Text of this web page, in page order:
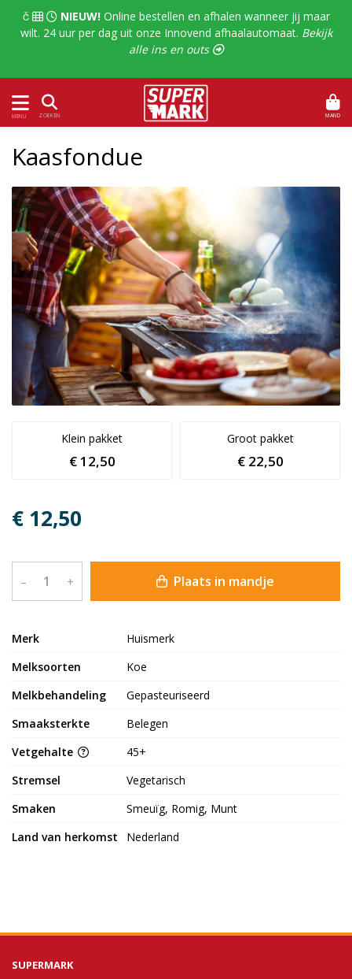
   NIEUW!Online bestellen en afhalen wanneer jij maar
wilt. 24 uur per dag uit onze Innovend afhaalautomaat. Bekijk
alle ins en outs 
MENU ZOEKEN MAND
Kaasfondue
Klein pakket
€ 12,50
Groot pakket
€ 22,50
€ 12,50
– + Plaats in mandje
Merk
Huismerk
Melksoorten
Koe
Melkbehandeling
Gepasteuriseerd
Smaaksterkte
Belegen
Vetgehalte
45+
Stremsel
Vegetarisch
Smaken
Smeuïg, Romig, Munt
Land van herkomst
Nederland
SUPERMARK